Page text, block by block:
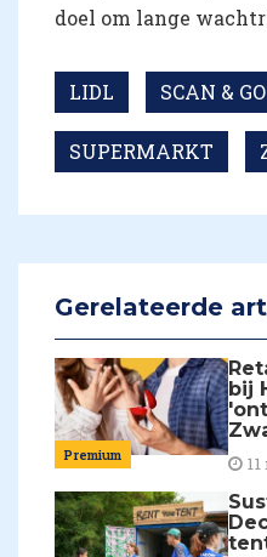
doel om lange
LIDL SCAN & GO
SUPERMARKT
Gerelateerde
Premium
bij